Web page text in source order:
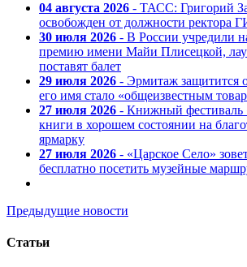
04 августа 2026 - ТАСС: Григорий
освобожден от должности ректора
30 июля 2026 - В России учредили
премию имени Майи Плисецкой,
поставят балет
29 июля 2026 - Эрмитаж защитится
его имя стало «общеизвестным
27 июля 2026 - Книжный фестиваль
книги в хорошем состоянии на
ярмарку
27 июля 2026 - «Царское Село»
бесплатно посетить музейные
Предыдущие новости
Статьи